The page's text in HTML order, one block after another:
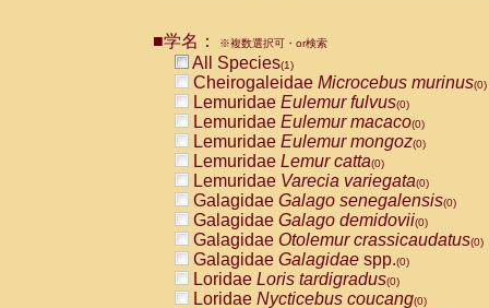
CebidaeCebus nigrivittatus
CebidaeCebus
CebidaeSaimiri boliviensis(0)
CebidaeSaimiri sciureus(0)
AtelidaeAlouatta caraya(0)
AtelidaeAlouatta fusca(0)
AtelidaeAlouatta seniculus
AtelidaeAlouattaspp.(0)
AtelidaeAteles belzebuth(0)
AtelidaeAteles geoffroyi(0)
AtelidaeAteles paniscus(0)
AtelidaeAtelesspp.(0)
Atelidae Lagothrix lagothricha
AtelidaeLagothrix lagothricha cana
■学名： ※複数選択可・or検索
All Species(1)
Cheirogaleidae Microcebus murinus(0)
Lemuridae Eulemur fulvus(0)
Lemuridae Eulemur macaco(0)
Lemuridae Eulemur mongoz(0)
Lemuridae Lemur catta(0)
Lemuridae Varecia variegata(0)
Galagidae Galago senegalensis(0)
Galagidae Galago demidovii(0)
Galagidae Otolemur crassicaudatus(0)
Galagidae Galagidae spp.(0)
Loridae Loris tardigradus(0)
Loridae Nycticebus coucang(0)